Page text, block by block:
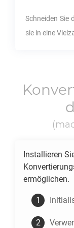
Schneiden Sie
sie in eine
Installieren
ermöglichen.